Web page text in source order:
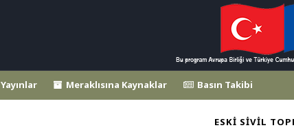
Yayınlar Meraklısına Kaynaklar Basın Takibi
ESKI SIVIL